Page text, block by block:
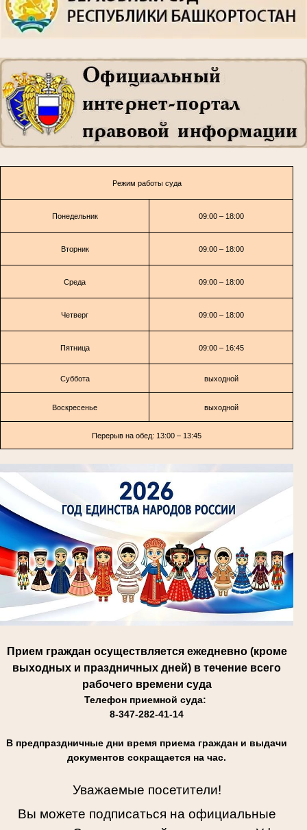
Режим работы суда
Понедельник 09:00 – 18:00
Вторник 09:00 – 18:00
Среда 09:00 – 18:00
Четверг 09:00 – 18:00
Пятница 09:00 – 16:45
Суббота выходной
Воскресенье выходной
Перерыв на обед: 13:00 – 13:45
Прием граждан осуществляется ежедневно (кроме
выходных и праздничных дней) в течение всего
рабочего времени суда
Телефон приемной суда:
8-347-282-41-14
В предпраздничные дни время приема граждан и выдачи
документов сокращается на час.
Уважаемые посетители!
Вы можете подписаться на официальные